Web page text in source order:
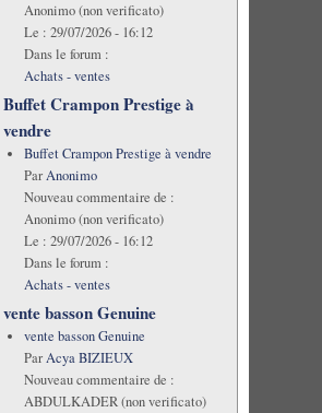
Anonimo (non verificato)
Le : 29/07/2026 - 16:12
Dans le forum :
Achats - ventes
Buffet Crampon Prestige à
vendre
Buffet Crampon Prestige à vendre
ParAnonimo
Nouveau commentaire de :
Anonimo (non verificato)
Le : 29/07/2026 - 16:12
Dans le forum :
Achats - ventes
vente basson Genuine
vente basson Genuine
ParAcya BIZIEUX
Nouveau commentaire de :
ABDULKADER (non verificato)